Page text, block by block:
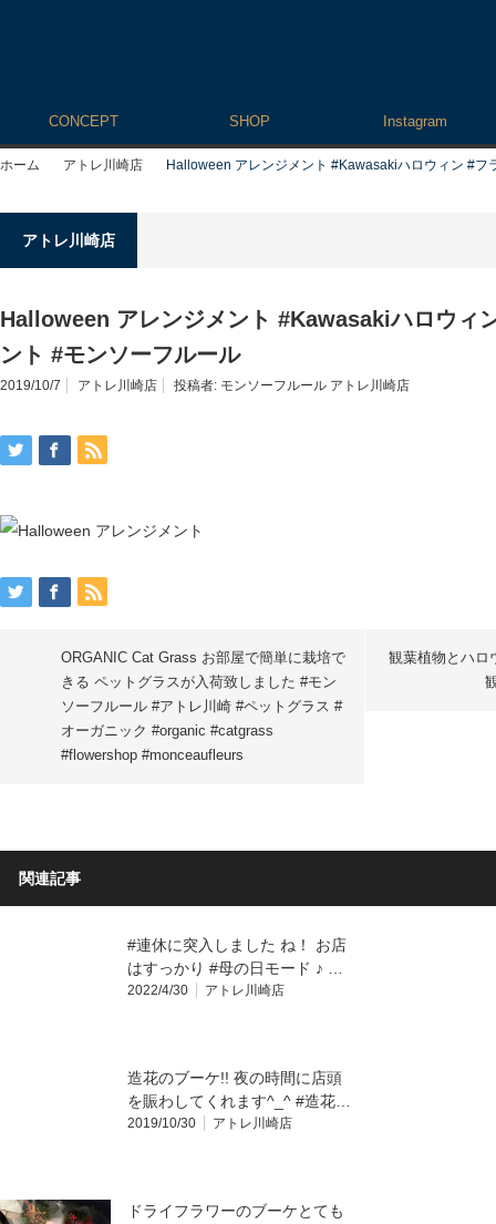
CONCEPT SHOP Instagram
ホーム アトレ川崎店 Halloween アレンジメント #Kawasakiハロウィン #フ
アトレ川崎店
Halloween アレンジメント #Kawasakiハロウィ
ント #モンソーフルール
2019/10/7 アトレ川崎店 投稿者: モンソーフルール アトレ川崎店
ORGANIC Cat Grass お部屋で簡単に栽培で
きる ペットグラスが入荷致しました #モン
ソーフルール #アトレ川崎 #ペットグラス #
オーガニック #organic #catgrass
#flowershop #monceaufleurs
観葉植物とハロ
関連記事
#連休に突入しました ね！ お店
はすっかり #母の日モード ♪ …
2022/4/30 アトレ川崎店
造花のブーケ!! 夜の時間に店頭
を賑わしてくれます^_^ #造花…
2019/10/30 アトレ川崎店
ドライフラワーのブーケとても